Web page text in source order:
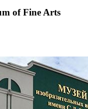
of Fine Arts